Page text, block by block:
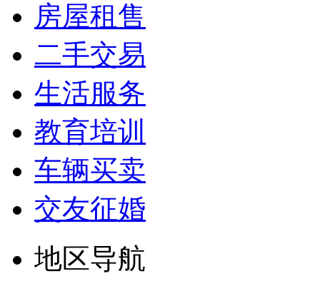
房屋租售
二手交易
生活服务
教育培训
车辆买卖
交友征婚
地区导航